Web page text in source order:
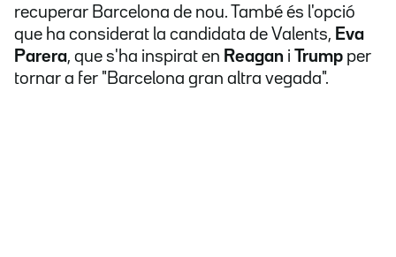
recuperar Barcelona de nou. També és l'opció
que ha considerat la candidata de Valents, Eva
Parera, que s'ha inspirat en Reagan i Trump per
tornar a fer "Barcelona gran altra vegada".